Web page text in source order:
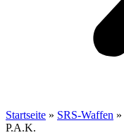
Startseite » SRS-Waffen »
P.A.K.